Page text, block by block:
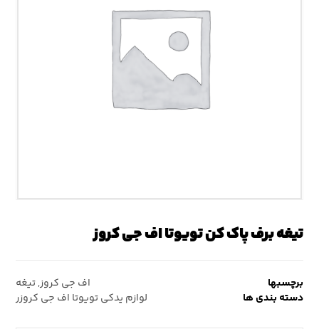
تیغه برف پاک کن تویوتا اف جی کروز
برچسبها اف جی کروز,تیغه
دسته بندی ها
لوازم یدکی تویوتا اف جی کروزر